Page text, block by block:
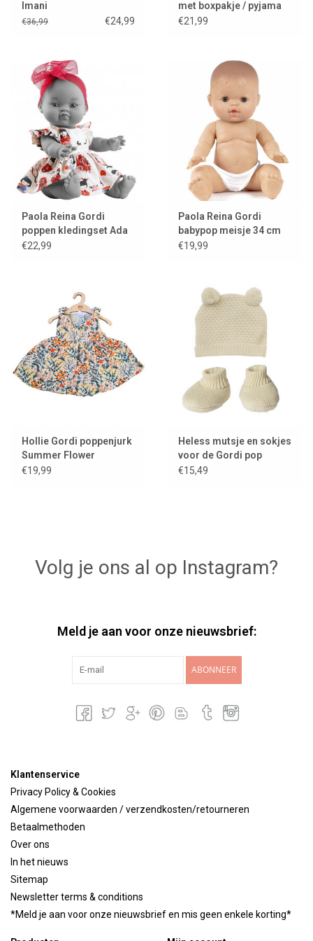
Imani
€36,99 €24,99
met boxpakje / pyjama
van Heless
€21,99
Paola Reina Gordi
poppen kledingset Ada
€22,99
Paola Reina Gordi
babypop meisje 34 cm
€19,99
Hollie Gordi poppenjurk
Summer Flower
€19,99
Heless mutsje en sokjes
voor de Gordi pop
€15,49
Volg je ons al op Instagram?
Meld je aan voor onze nieuwsbrief:
ABONNEER
Klantenservice
Privacy Policy & Cookies
Algemene voorwaarden / verzendkosten/retourneren
Betaalmethoden
Over ons
In het nieuws
Sitemap
Newsletter terms & conditions
*Meld je aan voor onze nieuwsbrief en mis geen enkele korting*